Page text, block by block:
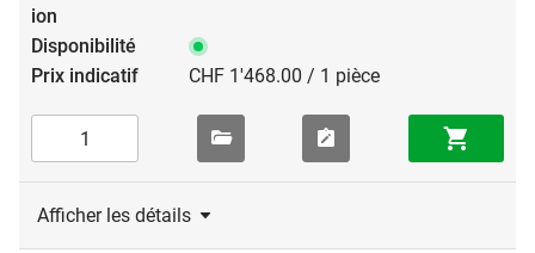
CHF 1'468.00 / 1 pièce
Afficher les détails